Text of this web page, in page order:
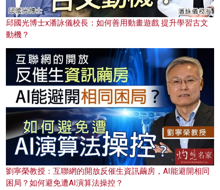
邱國光博士x潘詠儀校長：如何善用動畫遊戲 提升學習古文
動機？
劉寧榮教授：互聯網的開放反催生資訊繭房，AI能避開相同
困局？如何避免遭AI演算法操控？